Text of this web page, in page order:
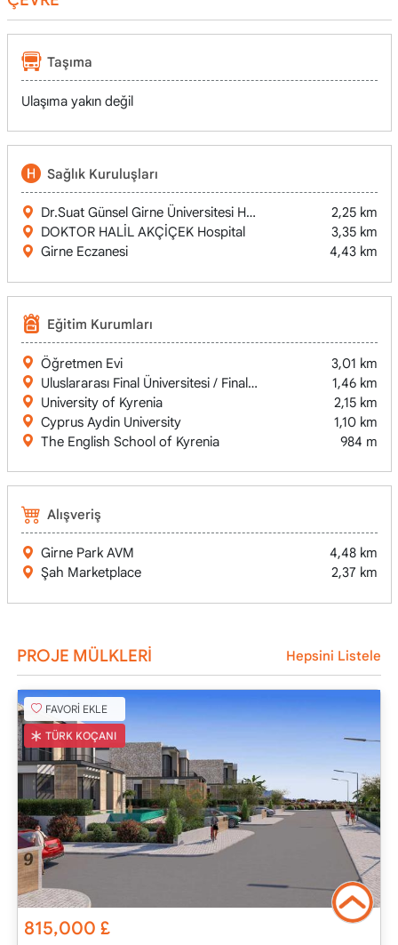
Taşıma
Ulaşıma yakın değil
Sağlık Kuruluşları
Dr.Suat Günsel Girne Üniversitesi Hastanesi / University of
2,25 km
DOKTOR HALİL AKÇİÇEK Hospital
3,35 km
Girne Eczanesi
4,43 km
Eğitim Kurumları
Öğretmen Evi
3,01 km
Uluslararası Final Üniversitesi / Final International University
1,46 km
University of Kyrenia
2,15 km
Cyprus Aydin University
1,10 km
The English School of Kyrenia
984 m
Alışveriş
Girne Park AVM
4,48 km
Şah Marketplace
2,37 km
PROJE MÜLKLERİ Hepsini Listele
FAVORİ EKLE
TÜRK KOÇANI
815,000£